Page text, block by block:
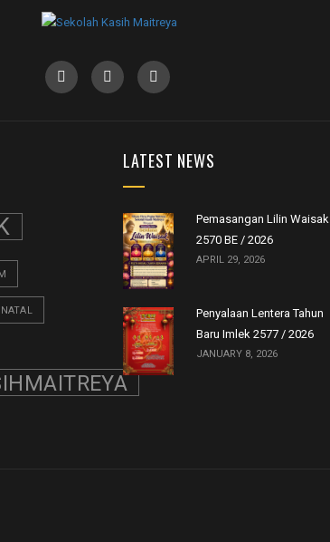
NATAL
LATEST NEWS
Pemasangan Lilin Waisak
2570 BE / 2026
APRIL 29, 2026
Penyalaan Lentera Tahun
Baru Imlek 2577 / 2026
JANUARY 8, 2026